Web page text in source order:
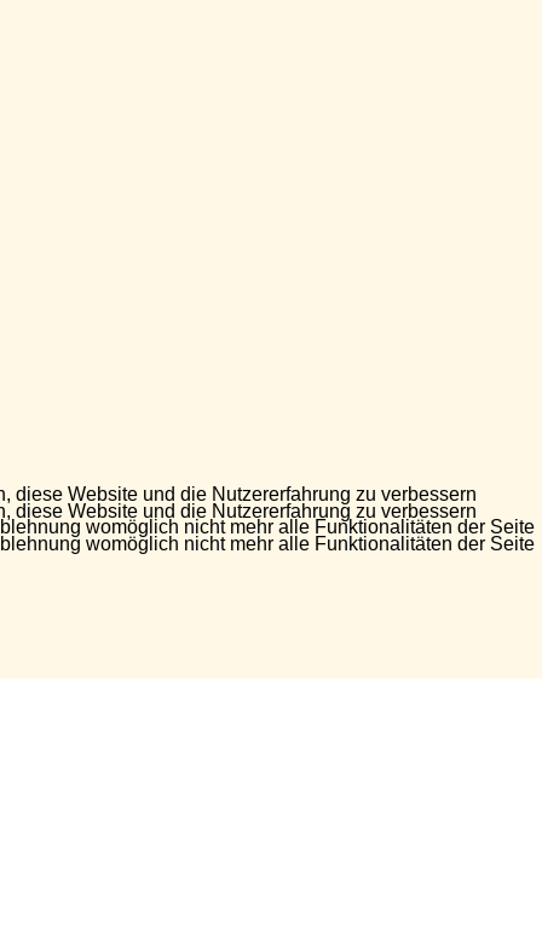
diese Website und die Nutzererfahrung zu verbessern
womöglich nicht mehr alle Funktionalitäten der Seite
diese Website und die Nutzererfahrung zu verbessern
womöglich nicht mehr alle Funktionalitäten der Seite